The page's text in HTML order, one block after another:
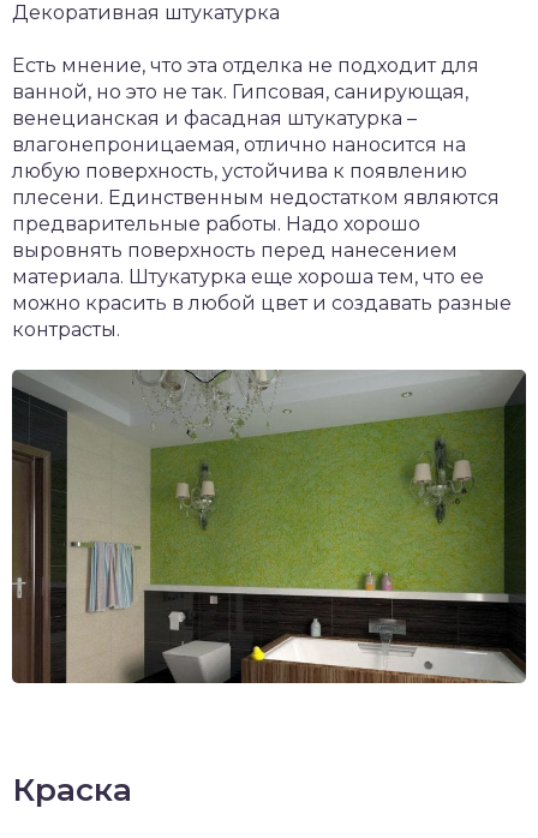
Декоративная штукатурка
Есть мнение, что эта отделка не подходит для
ванной, но это не так. Гипсовая, санирующая,
венецианская и фасадная штукатурка –
влагонепроницаемая, отлично наносится на
любую поверхность, устойчива к появлению
плесени. Единственным недостатком являются
предварительные работы. Надо хорошо
выровнять поверхность перед нанесением
материала. Штукатурка еще хороша тем, что ее
можно красить в любой цвет и создавать разные
контрасты.
Краска